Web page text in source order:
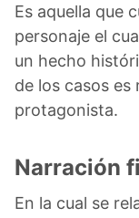
Es aquella que
personaje el
un hecho
de los casos es
protagonista.
Narración
En la cual se